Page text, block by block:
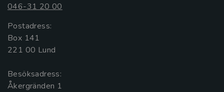
046-31 20 00
Postadress:
Box 141
221 00 Lund
Besöksadress:
Åkergränden 1